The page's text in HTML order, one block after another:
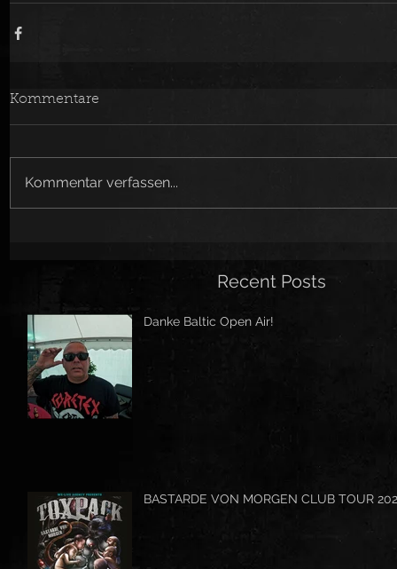
Kommentare
Kommentar verfassen...
Recent Posts
Danke Baltic Open Air!
BASTARDE VON MORGEN CLUB TOUR